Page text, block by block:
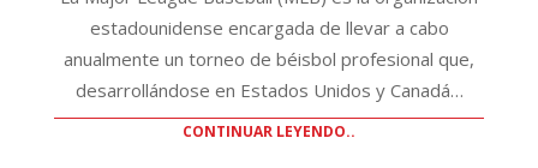
estadounidense encargada de llevar a cabo
anualmente un torneo de béisbol profesional que,
desarrollándose en Estados Unidos y Canadá…
CONTINUAR LEYENDO..